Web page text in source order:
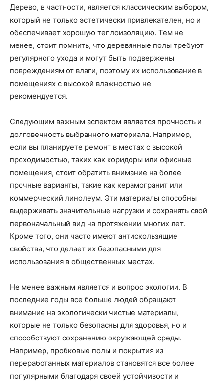
Дерево, в частности, является классическим выбором,
который не только эстетически привлекателен, но и
обеспечивает хорошую теплоизоляцию. Тем не
менее, стоит помнить, что деревянные полы требуют
регулярного ухода и могут быть подвержены
повреждениям от влаги, поэтому их использование в
помещениях с высокой влажностью не
рекомендуется.
Следующим важным аспектом является прочность и
долговечность выбранного материала. Например,
если вы планируете ремонт в местах с высокой
проходимостью, таких как коридоры или офисные
помещения, стоит обратить внимание на более
прочные варианты, такие как керамогранит или
коммерческий линолеум. Эти материалы способны
выдерживать значительные нагрузки и сохранять свой
первоначальный вид на протяжении многих лет.
Кроме того, они часто имеют антискользящие
свойства, что делает их безопасными для
использования в общественных местах.
Не менее важным является и вопрос экологии. В
последние годы все больше людей обращают
внимание на экологически чистые материалы,
которые не только безопасны для здоровья, но и
способствуют сохранению окружающей среды.
Например, пробковые полы и покрытия из
переработанных материалов становятся все более
популярными благодаря своей устойчивости и